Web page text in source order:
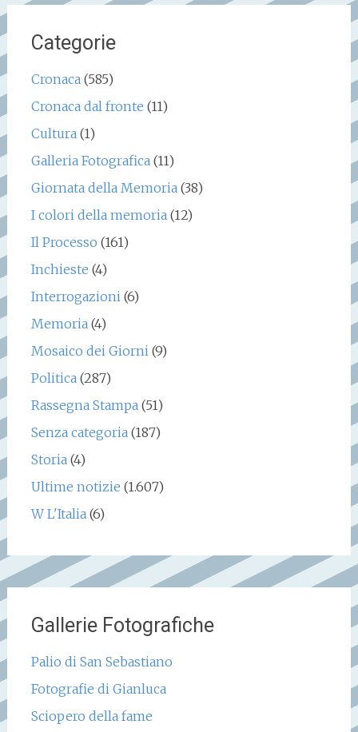
Categorie
Cronaca(585)
Cronaca dal fronte (11)
Cultura(1)
Galleria Fotografica(11)
Giornata della Memoria(38)
I colori della memoria(12)
Il Processo (161)
Inchieste (4)
Interrogazioni(6)
Memoria(4)
Mosaico dei Giorni(9)
Politica(287)
Rassegna Stampa(51)
Senza categoria(187)
Storia(4)
Ultime notizie (1.607)
W L'Italia(6)
Gallerie Fotografiche
Palio di San Sebastiano
Fotografie di Gianluca
Sciopero della fame